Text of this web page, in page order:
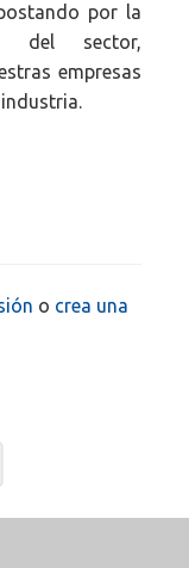
por la
del sector,
empresas
o crea una